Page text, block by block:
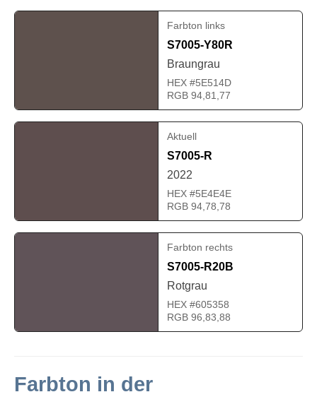
Farbton links
S7005-Y80R
Braungrau
HEX #5E514D
RGB 94,81,77
Aktuell
S7005-R
2022
HEX #5E4E4E
RGB 94,78,78
Farbton rechts
S7005-R20B
Rotgrau
HEX #605358
RGB 96,83,88
Farbton in der